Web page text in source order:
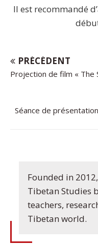
Il est recommandé
PRÉCÉDENT
Projection de film « The
Séance de
Founded in
Tibetan Studies
teachers,
Tibetan world.